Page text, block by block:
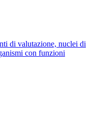
di valutazione, nuclei di
con funzioni